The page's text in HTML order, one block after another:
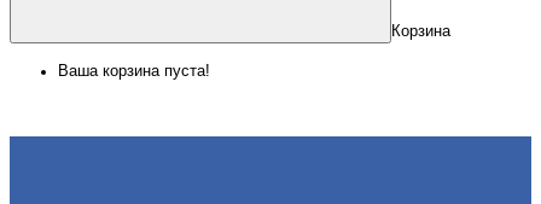
Корзина
Ваша корзина пуста!